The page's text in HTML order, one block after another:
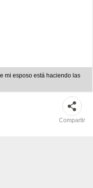
mi esposo está haciendo las
Compartir